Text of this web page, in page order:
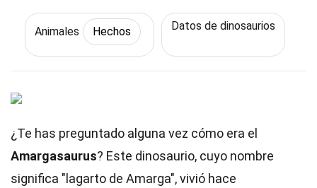
Animales Hechos Datos de dinosaurios
¿Te has preguntado alguna vez cómo era el
Amargasaurus? Este dinosaurio, cuyo nombre
significa "lagarto de Amarga", vivió hace